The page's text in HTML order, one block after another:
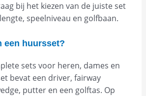
bij het kiezen van de juiste set
speelniveau en golfbaan.
een huursset?
sets voor heren, dames en
bevat een driver, fairway
putter en een golftas. Op